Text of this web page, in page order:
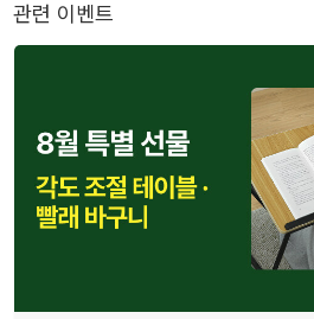
관련 이벤트